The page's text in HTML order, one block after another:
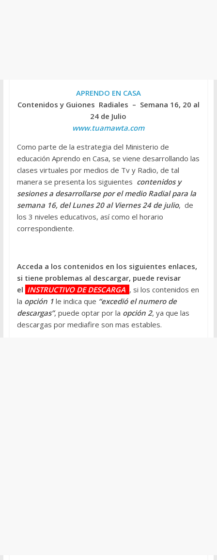
APRENDO EN CASA
Contenidos y Guiones Radiales – Semana 16, 20 al
24 de Julio
www.tuamawta.com
Como parte de la estrategia del Ministerio de
educación Aprendo en Casa, se viene desarrollando las
clases virtuales por medios de Tv y Radio, de tal
manera se presenta los siguientes contenidos y
sesiones a desarrollarse por el medio Radial para la
semana 16, del Lunes 20 al Viernes 24 de julio, de
los 3 niveles educativos, así como el horario
correspondiente.
Acceda a los contenidos en los siguientes enlaces,
si tiene problemas al descargar, puede revisar
el INSTRUCTIVO DE DESCARGA , si los contenidos en
la opción 1le indica que “excedió el numero de
descargas”, puede optar por la opción 2, ya que las
descargas por mediafire son mas estables.